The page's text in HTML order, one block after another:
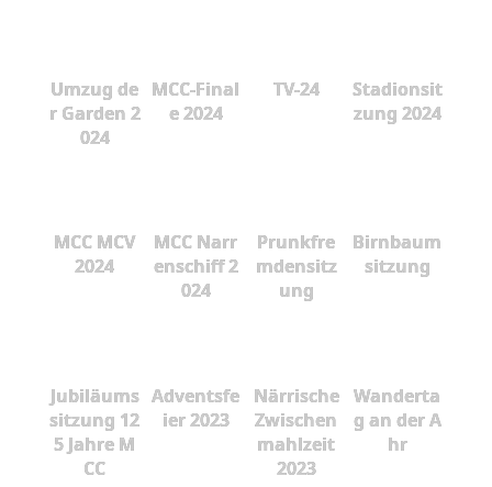
Umzug de
r Garden 2
024
MCC-Final
e 2024
TV-24
Stadionsit
zung 2024
MCC MCV
2024
MCC Narr
enschiff 2
024
Prunkfre
mdensitz
ung
Birnbaum
sitzung
Jubiläums
sitzung 12
5 Jahre M
CC
Adventsfe
ier 2023
Närrische
Zwischen
mahlzeit
2023
Wanderta
g an der A
hr